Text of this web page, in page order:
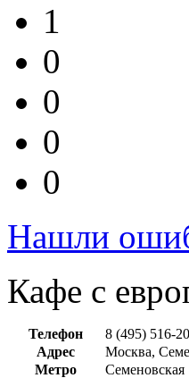
1
0
0
0
0
Нашли
Кафе с
Телефон
8 (495) 516-
Адрес
Москва,
Метро
Семеновская